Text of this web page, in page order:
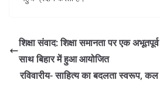
शिक्षा संवाद: शिक्षा समानता पर एक
साथ बिहार में हुआ आयोजित
रविवारीय- साहित्य का बदलता स्वरूप,